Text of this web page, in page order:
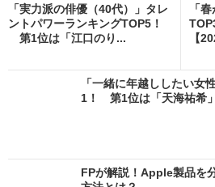
「実力派の俳優（40代）」タレ
ントパワーランキングTOP5！
第1位は「江口のり...
「
【
「一緒に年越ししたい女
1！ 第1位は「天海祐希
FPが解説！Apple製品を